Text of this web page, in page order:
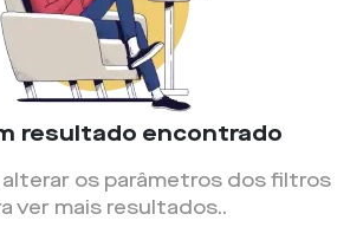
resultado encontrado
os parâmetros dos filtros
ver mais resultados..